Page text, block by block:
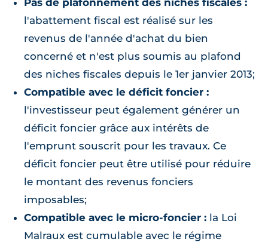
l'abattement fiscal est réalisé sur les
revenus de l'année d'achat du bien
concerné et n'est plus soumis au plafond
des niches fiscales depuis le 1er janvier 2013;
Compatible avec le déficit foncier :
l'investisseur peut également générer un
déficit foncier grâce aux intérêts de
l'emprunt souscrit pour les travaux. Ce
déficit foncier peut être utilisé pour réduire
le montant des revenus fonciers
imposables;
Compatible avec le micro-foncier : la Loi
Malraux est cumulable avec le régime